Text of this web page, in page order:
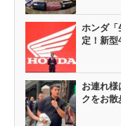
ホンダ「
定！新型
お連れ様
クをお散